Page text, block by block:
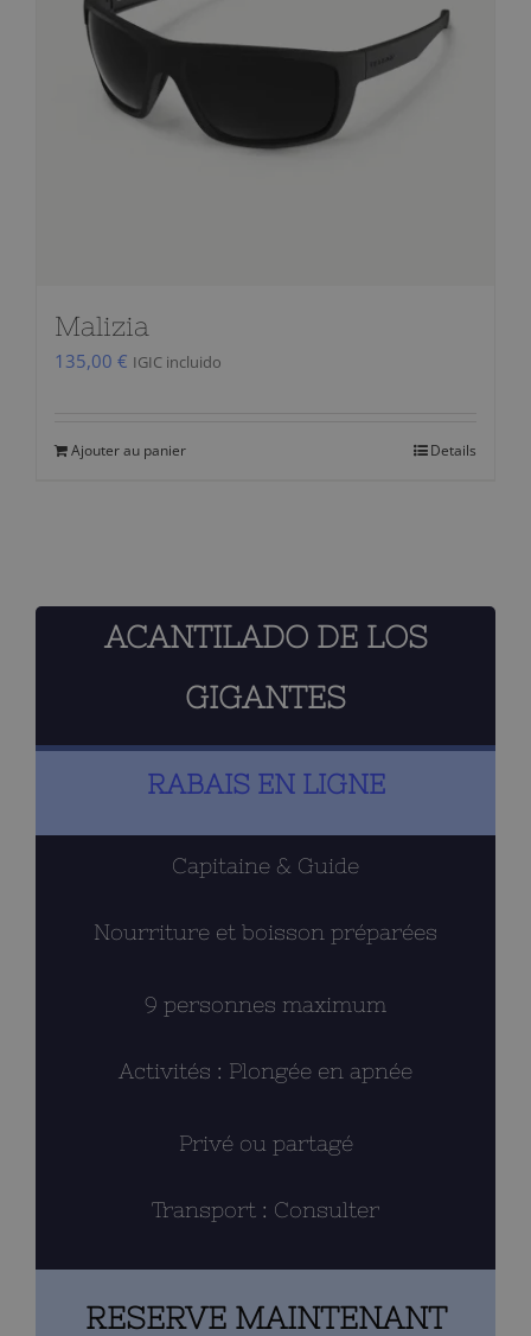
Malizia
135,00 € IGIC incluido
Ajouter au panier Details
ACANTILADO DE LOS
GIGANTES
RABAIS EN LIGNE
Capitaine & Guide
Nourriture et boisson préparées
9 personnes maximum
Activités : Plongée en apnée
Privé ou partagé
Transport : Consulter
RESERVE MAINTENANT